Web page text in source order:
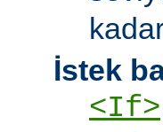
İstek
<If>